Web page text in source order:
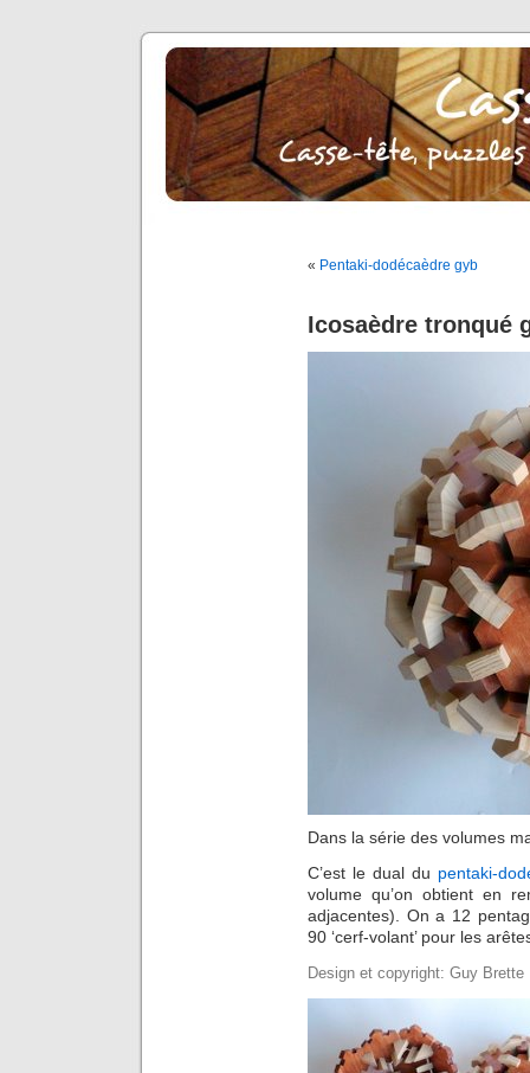
« Pentaki-dodécaèdre gyb
Icosaèdre tronqué
Dans la série des volumes
C’est le dual du pentaki-
volume qu’on obtient en
adjacentes). On a 12
90 ‘cerf-volant’ pour les
Design et copyright: Guy Brette